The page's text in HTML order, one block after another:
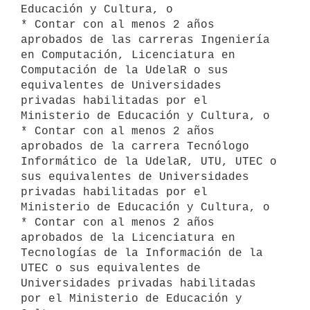
Educación y Cultura, o
* Contar con al menos 2 años
aprobados de las carreras Ingeniería
en Computación, Licenciatura en
Computación de la UdelaR o sus
equivalentes de Universidades
privadas habilitadas por el
Ministerio de Educación y Cultura, o
* Contar con al menos 2 años
aprobados de la carrera Tecnólogo
Informático de la UdelaR, UTU, UTEC o
sus equivalentes de Universidades
privadas habilitadas por el
Ministerio de Educación y Cultura, o
* Contar con al menos 2 años
aprobados de la Licenciatura en
Tecnologías de la Información de la
UTEC o sus equivalentes de
Universidades privadas habilitadas
por el Ministerio de Educación y